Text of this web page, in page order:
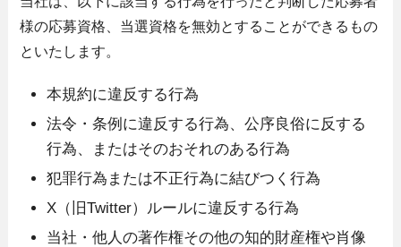
様の応募資格、当選資格を無効とすることができるもの
といたします。
本規約に違反する行為
法令・条例に違反する行為、公序良俗に反する
行為、またはそのおそれのある行為
犯罪行為または不正行為に結びつく行為
X（旧Twitter）ルールに違反する行為
当社・他人の著作権その他の知的財産権や肖像